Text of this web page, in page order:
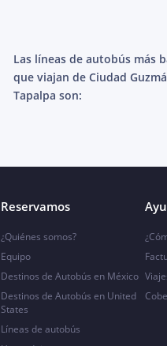
Las líneas de autobús más
que viajan de Ciudad
Tapalpa son:
Reservamos
¿Quiénes somos?
Equipo
Destinos de Autobús en México
Destinos de Autobús en United
States
Líneas de autobús